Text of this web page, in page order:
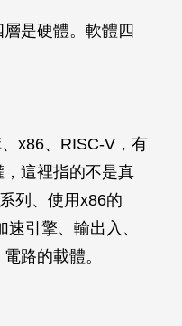
是硬體。軟體四
x86、RISC-V，有
這裡指的不是真
列、使用x86的
引擎、輸出入、
路的載體。